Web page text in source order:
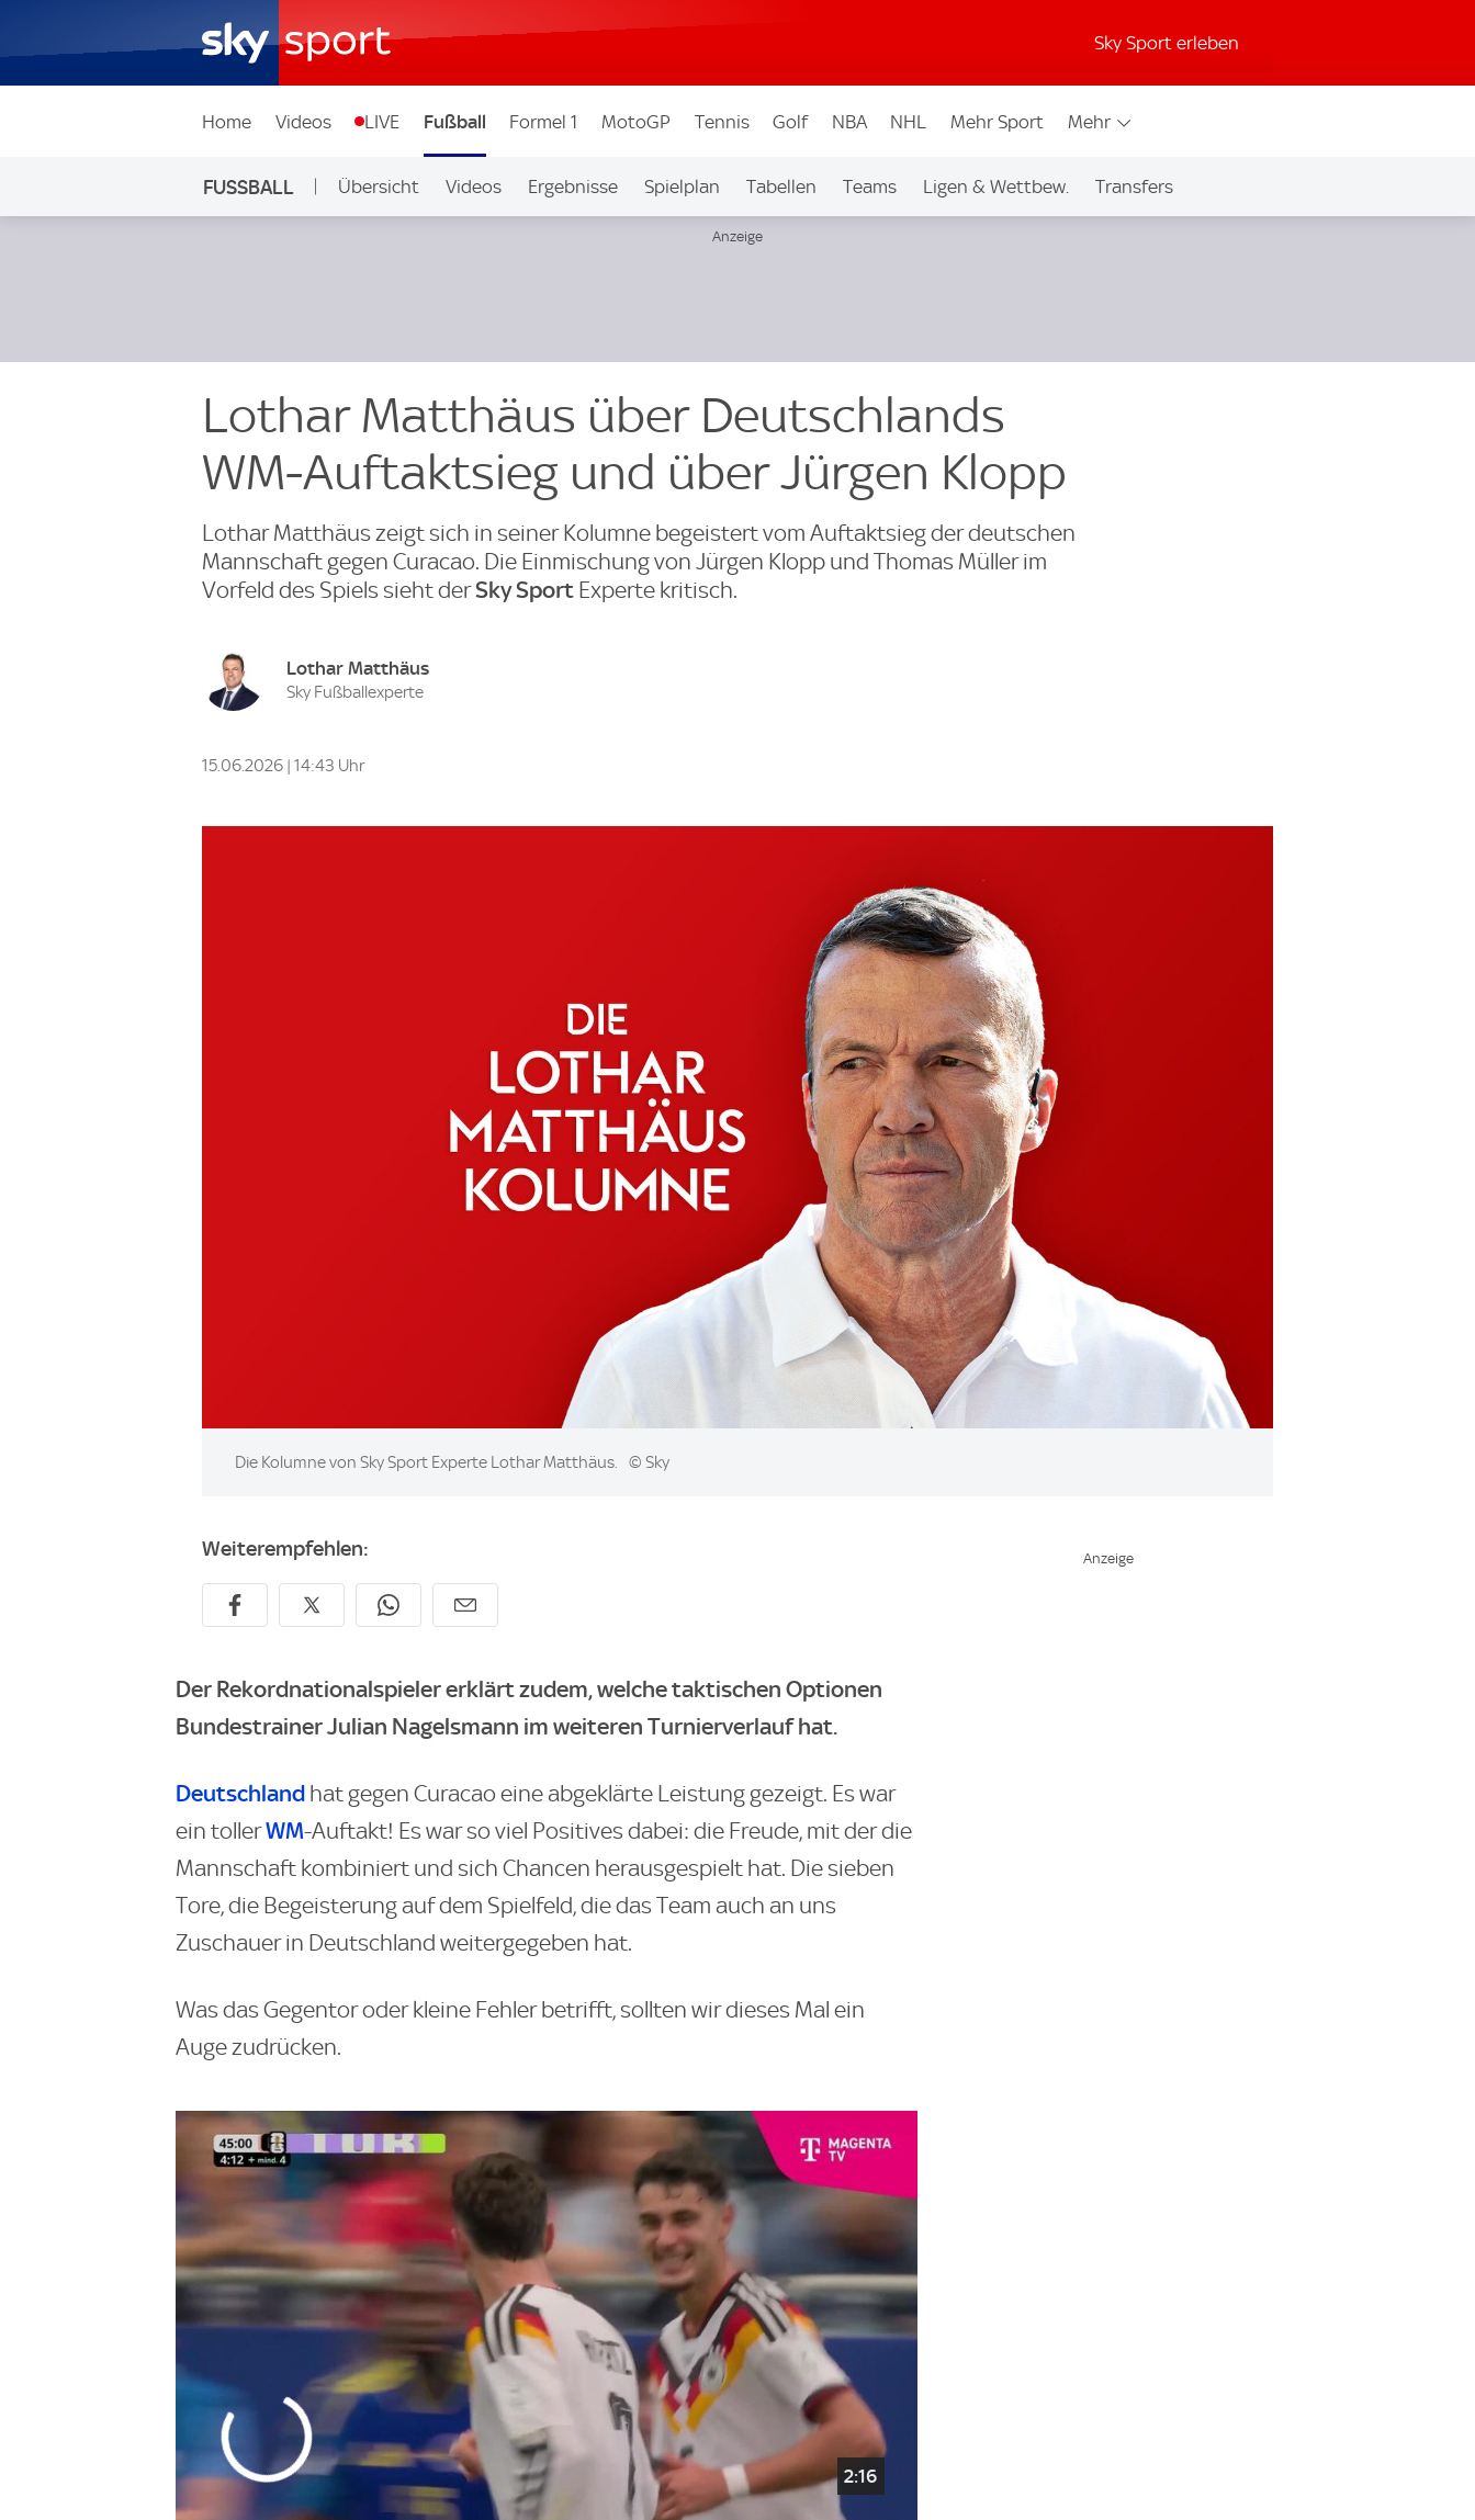
Sky Sport erleben
Home Videos LIVE Fußball Formel 1 MotoGP Tennis Golf NBA NHL Mehr Sport Mehr
FUSSBALL Übersicht Videos Ergebnisse Spielplan Tabellen Teams Ligen & Wettbew. Transfers
Lothar Matthäus über Deutschlands
WM-Auftaktsieg und über Jürgen Klopp
Lothar Matthäus zeigt sich in seiner Kolumne begeistert vom Auftaktsieg der deutschen
Mannschaft gegen Curacao. Die Einmischung von Jürgen Klopp und Thomas Müller im
Vorfeld des Spiels sieht derSky Sport Experte kritisch.
Lothar Matthäus
Sky Fußballexperte
15.06.2026 | 14:43 Uhr
Image:
Die Kolumne von Sky Sport Experte Lothar Matthäus. © Sky
Weiterempfehlen:
Der Rekordnationalspieler erklärt zudem, welche taktischen Optionen
Bundestrainer Julian Nagelsmann im weiteren Turnierverlauf hat.
Deutschland hat gegen Curacao eine abgeklärte Leistung gezeigt. Es war
ein tollerWM-Auftakt! Es war so viel Positives dabei: die Freude, mit der die
Mannschaft kombiniert und sich Chancen herausgespielt hat. Die sieben
Tore, die Begeisterung auf dem Spielfeld, die das Team auch an uns
Zuschauer in Deutschland weitergegeben hat.
Was das Gegentor oder kleine Fehler betrifft, sollten wir dieses Mal ein
Auge zudrücken.
2:16